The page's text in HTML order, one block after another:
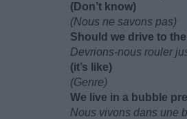
(Don’t know)
(Nous ne savons pas)
Should we drive to
Devrions-nous rouler
(it’s like)
(Genre)
We live in a bubble
Nous vivons dans une